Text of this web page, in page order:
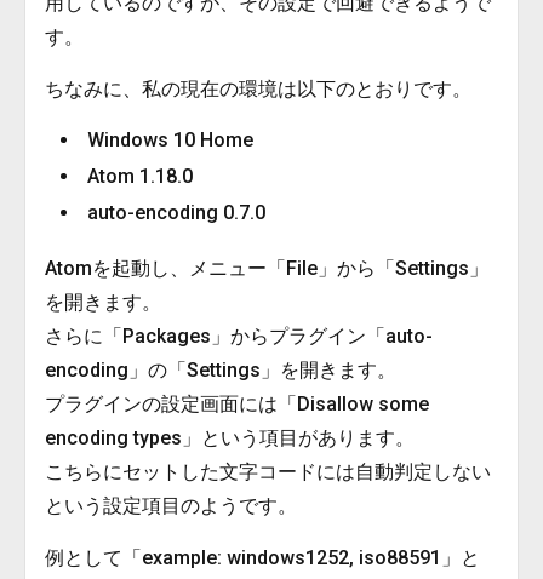
す。
ちなみに、私の現在の環境は以下のとおりです。
Windows 10 Home
Atom 1.18.0
auto-encoding 0.7.0
Atomを起動し、メニュー「File」から「Settings」
を開きます。
さらに「Packages」からプラグイン「auto-
encoding」の「Settings」を開きます。
プラグインの設定画面には「Disallow some
encoding types」という項目があります。
こちらにセットした文字コードには自動判定しない
という設定項目のようです。
例として「example: windows1252, iso88591」と